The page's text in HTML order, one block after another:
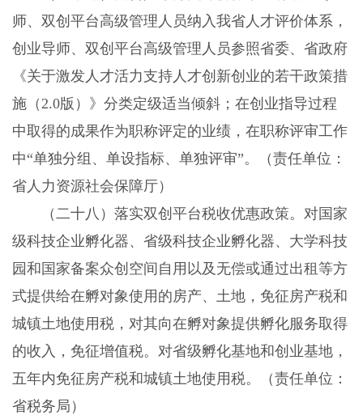
师、双创平台高级管理人员纳入我省人才评价体系，
创业导师、双创平台高级管理人员参照省委、省政府
《关于激发人才活力支持人才创新创业的若干政策措
施（2.0版）》分类定级适当倾斜；在创业指导过程
中取得的成果作为职称评定的业绩，在职称评审工作
中“单独分组、单设指标、单独评审”。（责任单位：
省人力资源社会保障厅）
（二十八）落实双创平台税收优惠政策。对国家
级科技企业孵化器、省级科技企业孵化器、大学科技
园和国家备案众创空间自用以及无偿或通过出租等方
式提供给在孵对象使用的房产、土地，免征房产税和
城镇土地使用税，对其向在孵对象提供孵化服务取得
的收入，免征增值税。对省级孵化基地和创业基地，
五年内免征房产税和城镇土地使用税。（责任单位：
省税务局）